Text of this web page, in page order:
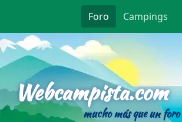
Foro Campings
Webcampista.com
mucho más que un foro